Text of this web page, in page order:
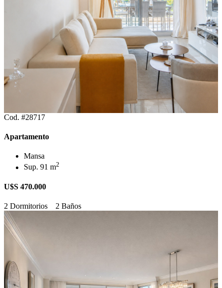
Cod. #28717
Apartamento
Mansa
Sup. 91 m2
U$S 470.000
2 Dormitorios 2 Baños